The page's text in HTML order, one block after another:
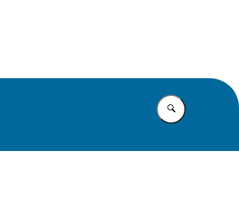
Vul in wat u